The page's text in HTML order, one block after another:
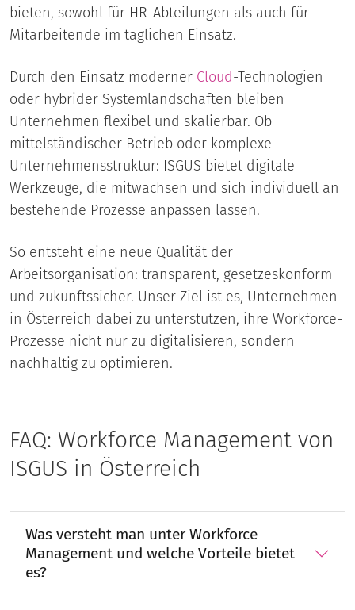
bieten, sowohl für HR-Abteilungen als auch für
Mitarbeitende im täglichen Einsatz.
Durch den Einsatz moderner Cloud-Technologien
oder hybrider Systemlandschaften bleiben
Unternehmen flexibel und skalierbar. Ob
mittelständischer Betrieb oder komplexe
Unternehmensstruktur: ISGUS bietet digitale
Werkzeuge, die mitwachsen und sich individuell an
bestehende Prozesse anpassen lassen.
So entsteht eine neue Qualität der
Arbeitsorganisation: transparent, gesetzeskonform
und zukunftssicher. Unser Ziel ist es, Unternehmen
in Österreich dabei zu unterstützen, ihre Workforce-
Prozesse nicht nur zu digitalisieren, sondern
nachhaltig zu optimieren.
FAQ: Workforce Management von
ISGUS in Österreich
Was versteht man unter Workforce
Management und welche Vorteile bietet
es?